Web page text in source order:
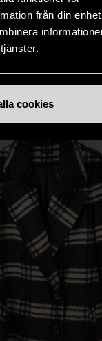
från din enhet
cookies
föremål som
butiker.